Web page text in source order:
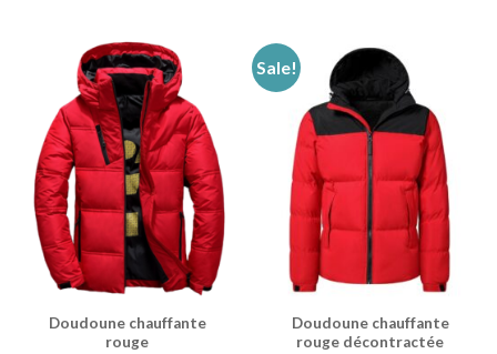
Doudoune chauffante
rouge
Sale!
Doudoune chauffante
rouge décontractée